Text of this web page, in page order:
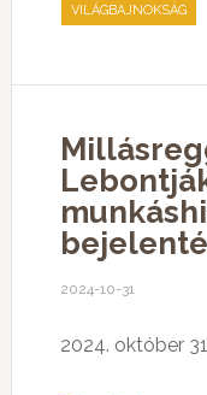
VILÁGBAJNOKSÁG
2024-10-31
2024. október